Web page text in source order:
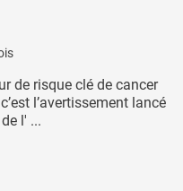
de risque clé de cancer
l’avertissement lancé
l' ...